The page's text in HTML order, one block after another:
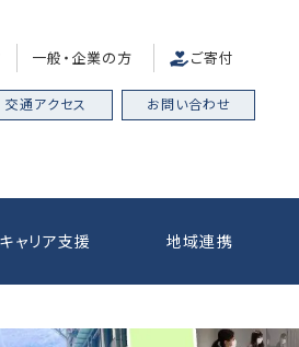
一般・企業の方
ご寄付
交通アクセス お問い合わせ
ャリア支援 地域連携